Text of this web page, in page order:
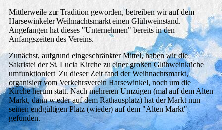
Mittlerweile zur Tradition geworden, betreiben wir auf dem
Harsewinkeler Weihnachtsmarkt einen Glühweinstand.
Angefangen hat dieses "Unternehmen" bereits in den
Anfangszeiten des Vereins.
Zunächst, aufgrund eingeschränkter Mittel, haben wir die
Sakristei der St. Lucia Kirche zu einer großen Glühweinküche
umfunktioniert. Zu dieser Zeit fand der Weihnachtsmarkt,
organisiert vom Verkehrsverein Harsewinkel, noch um die
Kirche herum statt. Nach mehreren Umzügen (mal auf dem Alten
Markt, dann wieder auf dem Rathausplatz) hat der Markt nun
seinen endgültigen Platz (wieder) auf dem "Alten Markt"
gefunden.